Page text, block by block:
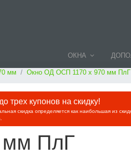
ОКНА
мм Окно ОД ОСП 1170 х 970 мм ПлГ
трех купонов на скидку!
скидка определяется как наибольшая из
мм ПлГ